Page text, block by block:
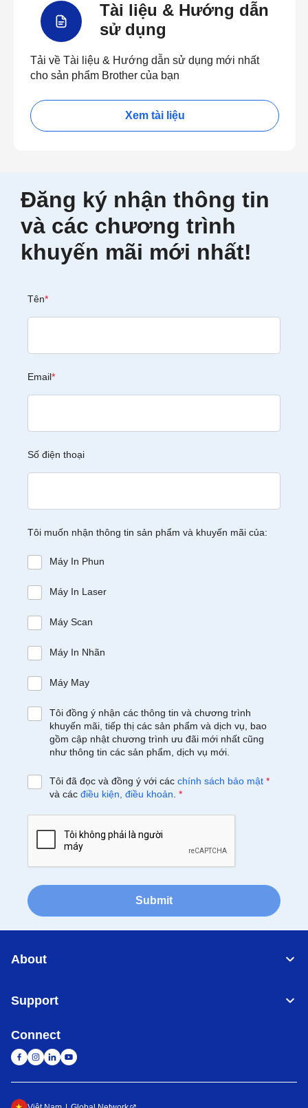
Tài liệu & Hướng dẫn
sử dụng
Tải về Tài liệu & Hướng dẫn sử dụng mới nhất
cho sản phẩm Brother của bạn
Xem tài liệu
Đăng ký nhận thông tin
và các chương trình
khuyến mãi mới nhất!
Tên*
Email*
Số điện thoại
Tôi muốn nhận thông tin sản phẩm và khuyến mãi của:
Máy In Phun
Máy In Laser
Máy Scan
Máy In Nhãn
Máy May
Tôi đồng ý nhận các thông tin và chương trình
khuyến mãi, tiếp thị các sản phẩm và dịch vụ, bao
gồm cập nhật chương trình ưu đãi mới nhất cũng
như thông tin các sản phẩm, dịch vụ mới.
Tôi đã đọc và đồng ý với các chính sách bảo mật *
và các điều kiện, điều khoản *
Submit
About
Support
Connect